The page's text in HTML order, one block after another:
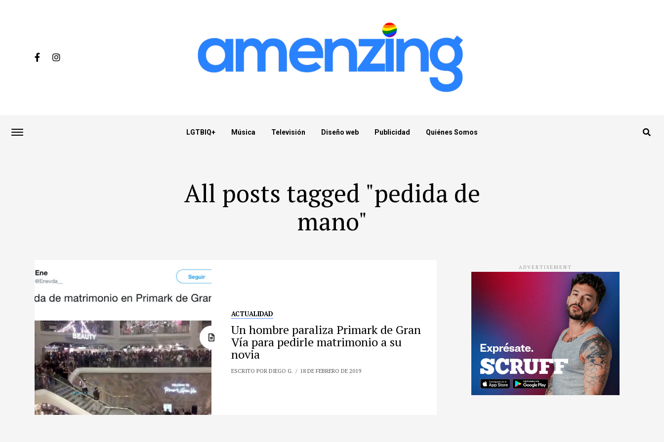
LGTBIQ+ Música Televisión Diseño web Publicidad Quiénes Somos
All posts tagged "pedida de
mano"
ACTUALIDAD
Un hombre paraliza Primark de Gran
Vía para pedirle matrimonio a su
novia
ESCRITO POR DIEGO G. 18 DE FEBRERO DE 2019
ADVERTISEMENT